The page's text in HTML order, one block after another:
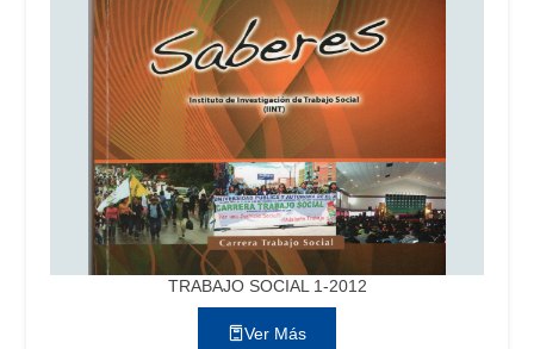
TRABAJO SOCIAL 1-2012
Ver Más